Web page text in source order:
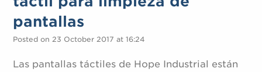
pantallas
Posted on 23 October 2017 at 16:24
Las pantallas táctiles de Hope Industrial están